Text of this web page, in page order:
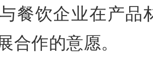
餐饮企业在产品
合作的意愿。